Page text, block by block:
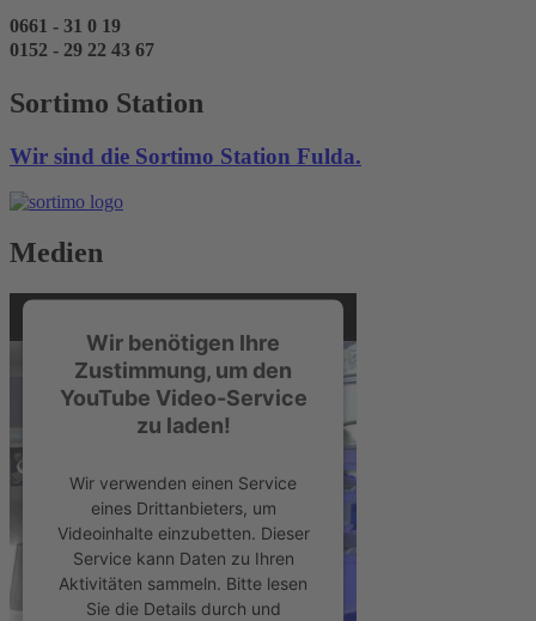
0661 - 31 0 19
0152 - 29 22 43 67
Sortimo Station
Wir sind die Sortimo Station Fulda.
Medien
Wir benötigen Ihre
Zustimmung, um den
YouTube Video-Service
zu laden!
Wir verwenden einen Service
eines Drittanbieters, um
Videoinhalte einzubetten. Dieser
Service kann Daten zu Ihren
Aktivitäten sammeln. Bitte lesen
Sie die Details durch und